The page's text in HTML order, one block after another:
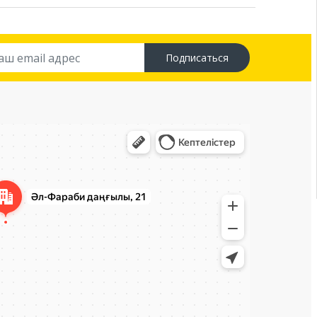
Подписаться